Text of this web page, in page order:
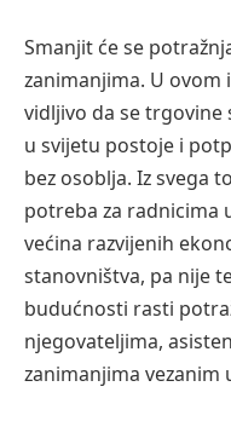
Smanjit će se
zanimanjima. U ovom
vidljivo da se trgovine
u svijetu postoje i
bez osoblja. Iz svega
potreba za radnicima
većina razvijenih
stanovništva, pa nije
budućnosti rasti
njegovateljima,
zanimanjima vezanim